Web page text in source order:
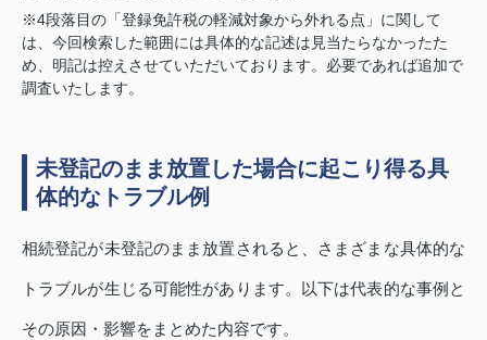
※4段落目の「登録免許税の軽減対象から外れる点」に関して
は、今回検索した範囲には具体的な記述は見当たらなかったた
め、明記は控えさせていただいております。必要であれば追加で
調査いたします。
未登記のまま放置した場合に起こり得る具
体的なトラブル例
相続登記が未登記のまま放置されると、さまざまな具体的な
トラブルが生じる可能性があります。以下は代表的な事例と
その原因・影響をまとめた内容です。